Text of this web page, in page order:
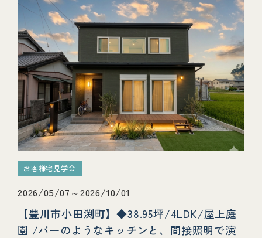
お客様宅見学会
2026/05/07～2026/10/01
【豊川市小田渕町】◆38.95坪/4LDK/屋上庭
園 /バーのようなキッチンと、間接照明で演